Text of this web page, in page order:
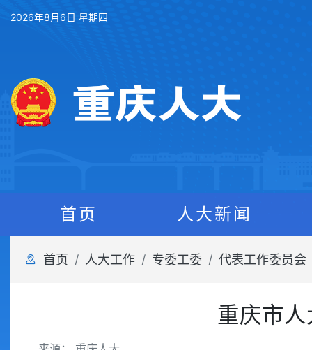
2026年8月6日 星期四
首页 人大新闻
首页 人大工作 专委工委 代表工作委员会
重庆市